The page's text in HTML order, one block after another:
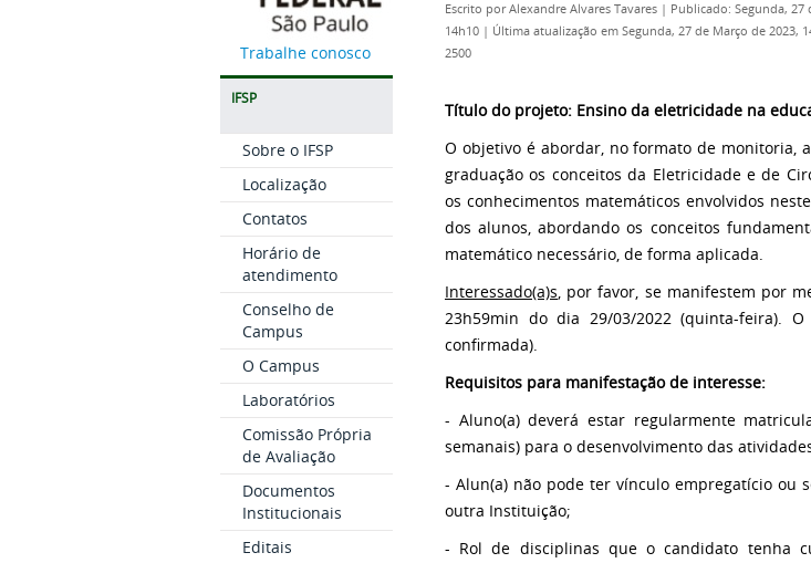
Trabalhe conosco
IFSP
Sobre o IFSP
Localização
Contatos
Horário de
atendimento
Conselho de
Campus
O Campus
Laboratórios
Comissão Própria
de Avaliação
Documentos
Institucionais
Editais
Escrito porAlexandre Alvares Tavares | Publicado: Segunda, 27
14h10 | Última atualização em Segunda, 27 de Março de 2023,
2500
Título do projeto: Ensino da eletricidade na
O objetivo é abordar, no formato de monitoria,
graduação os conceitos da Eletricidade e de
os conhecimentos matemáticos envolvidos
dos alunos, abordando os conceitos
matemático necessário, de forma aplicada.
Interessado(a)s, por favor, se manifestem por
23h59min do dia 29/03/2022 (quinta-feira).
confirmada).
Requisitos para manifestação de interesse:
- Aluno(a) deverá estar regularmente
semanais) para o desenvolvimento das
- Alun(a) não pode ter vínculo empregatício ou
outra Instituição;
- Rol de disciplinas que o candidato tenha